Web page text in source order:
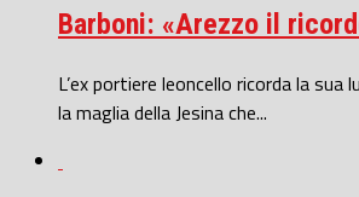
Barboni: «Arezzo il
L’ex portiere leoncello ricorda la sua
la maglia della Jesina che...